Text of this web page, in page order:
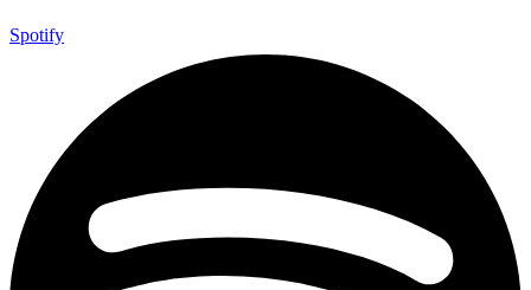
Spotify